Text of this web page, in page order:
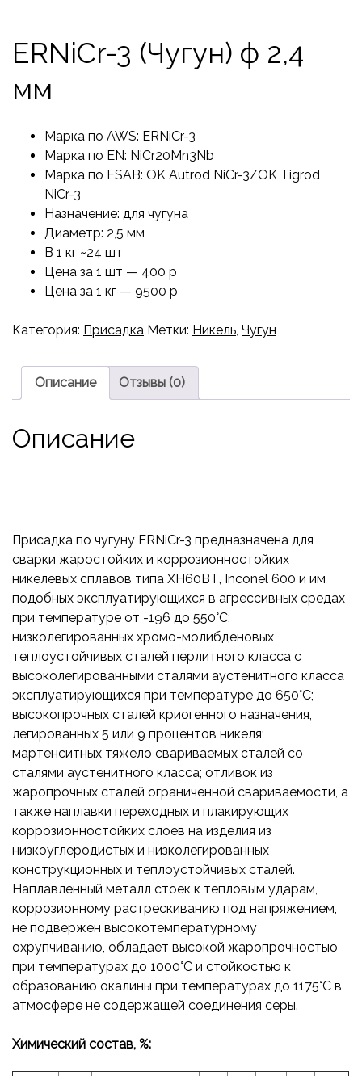
ERNiCr-3 (Чугун) ф 2,4
мм
Марка по AWS: ERNiCr-3
Марка по EN: NiCr20Mn3Nb
Марка по ESAB: OK Autrod NiCr-3/OK Tigrod
NiCr-3
Назначение: для чугуна
Диаметр: 2,5 мм
В 1 кг ~24 шт
Цена за 1 шт — 400 р
Цена за 1 кг — 9500 р
Категория: Присадка Метки: Никель, Чугун
Описание Отзывы (0)
Описание
Присадка по чугуну ERNiCr-3 предназначена для
сварки жаростойких и коррозионностойких
никелевых сплавов типа ХН60ВТ, Inconel 600 и им
подобных эксплуатирующихся в агрессивных средах
при температуре от -196 до 550°С;
низколегированных хромо-молибденовых
теплоустойчивых сталей перлитного класса с
высоколегированными сталями аустенитного класса
эксплуатирующихся при температуре до 650°С;
высокопрочных сталей криогенного назначения,
легированных 5 или 9 процентов никеля;
мартенситных тяжело свариваемых сталей со
сталями аустенитного класса; отливок из
жаропрочных сталей ограниченной свариваемости, а
также наплавки переходных и плакирующих
коррозионностойких слоев на изделия из
низкоуглеродистых и низколегированных
конструкционных и теплоустойчивых сталей.
Наплавленный металл стоек к тепловым ударам,
коррозионному растрескиванию под напряжением,
не подвержен высокотемпературному
охрупчиванию, обладает высокой жаропрочностью
при температурах до 1000°С и стойкостью к
образованию окалины при температурах до 1175°С в
атмосфере не содержащей соединения серы.
Химический состав, %: